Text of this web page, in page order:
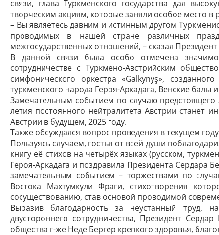
связи, глава Туркменского государства дал
творческим акциям, которые заняли особое место в
– Вы являетесь давним и истинным другом
проводимых в нашей стране различных
межгосударственных отношений, – сказал
В данной связи была особо отмечена
сотрудничестве с Туркмено-Австрийским
симфонического оркестра «Galkynyş»,
туркменского народа Героя-Аркадага, Венские балы
Замечательным событием по случаю предстоящего
летия постоянного нейтралитета Австрии станет
Австрии в будущем, 2025 году.
Также обсуждался вопрос проведения в текущем
Пользуясь случаем, гостья от всей души
книгу её стихов на четырёх языках (русском,
Героя-Аркадага и поздравила Президента Сердара
замечательным событием – торжествами по
Востока Махтумкули Фраги, стихотворения
сосуществованию, став основой проводимой
Выразив благодарность за неустанный труд,
двустороннего сотрудничества, Президент
общества г-же Неде Бергер крепкого здоровья,